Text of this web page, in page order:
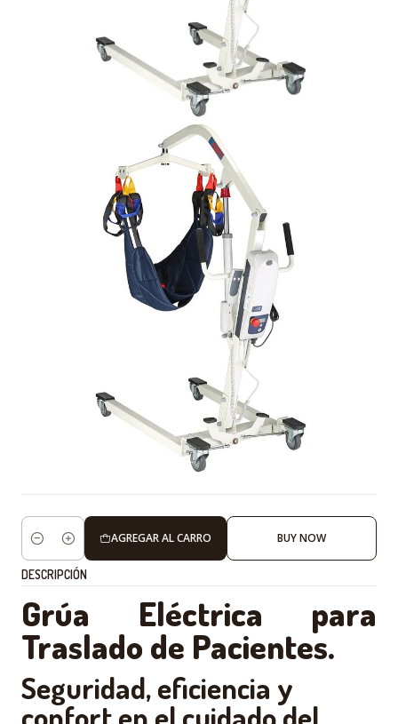
Cantidad
AGREGAR AL CARRO BUY NOW
DESCRIPCIÓN
Grúa Eléctrica para
Traslado de Pacientes.
Seguridad, eficiencia y